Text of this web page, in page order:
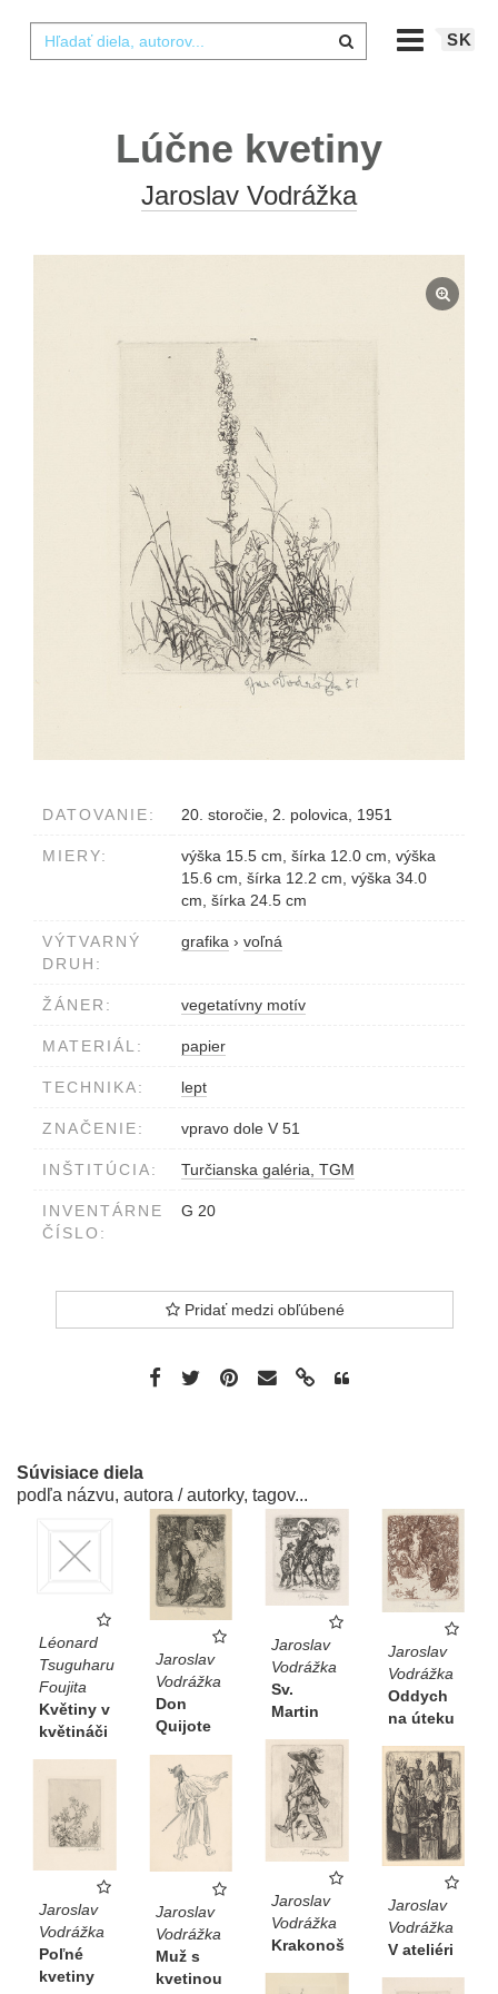
SK
Lúčne kvetiny
Jaroslav Vodrážka
DATOVANIE: 20. storočie, 2. polovica, 1951
MIERY:
výška 15.5 cm, šírka 12.0 cm, výška
15.6 cm, šírka 12.2 cm, výška 34.0
cm, šírka 24.5 cm
VÝTVARNÝ
DRUH:
grafika › voľná
ŽÁNER: vegetatívny motív
MATERIÁL: papier
TECHNIKA: lept
ZNAČENIE: vpravo dole V 51
INŠTITÚCIA: Turčianska galéria, TGM
INVENTÁRNE
ČÍSLO:
G 20
Pridať medzi obľúbené
Súvisiace diela
podľa názvu, autora / autorky, tagov...
Léonard
Tsuguharu
Foujita
Květiny v
květináči
Jaroslav
Vodrážka
Don
Quijote
Jaroslav
Vodrážka
Sv.
Martin
Jaroslav
Vodrážka
Oddych
na úteku
Jaroslav
Vodrážka
Krakonoš
Jaroslav
Vodrážka
V ateliéri
Jaroslav
Vodrážka
Muž s
kvetinou
Jaroslav
Vodrážka
Poľné
kvetiny